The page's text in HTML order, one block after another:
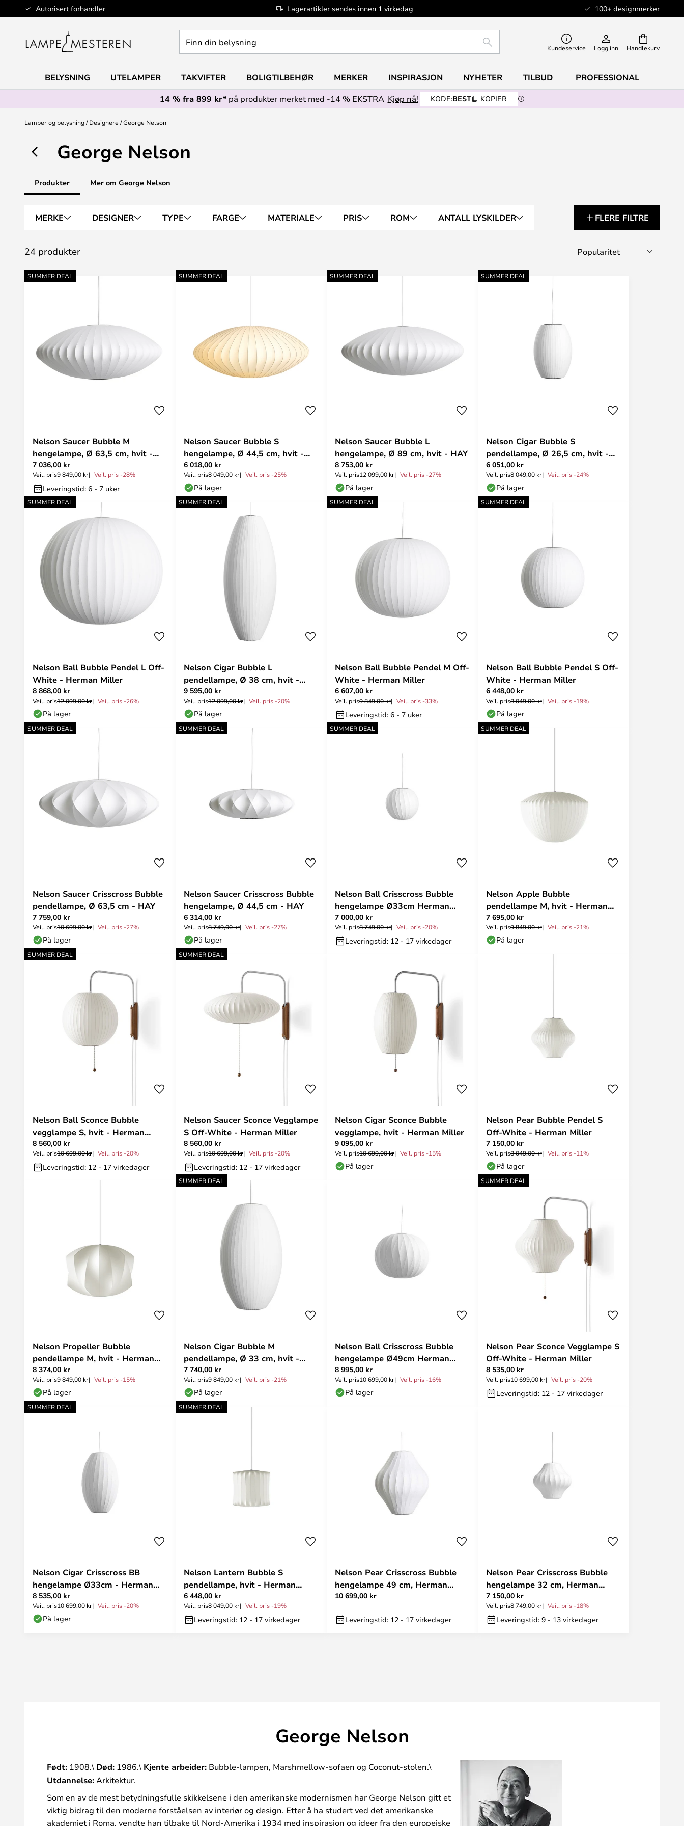
Autorisert forhandler Lagerartikler sendes innen 1 virkedag 100+ designmerker
Hopp
til
Handlekurv
din
SØK Kundeservice Logg inn
BELYSNING UTELAMPER TAKVIFTER BOLIGTILBEHØR MERKER INSPIRASJON NYHETER TILBUD
PROFESSIONAL
14 % fra 899 kr*på produkter merket med -14 % EKSTRA Kjøp nå! KODE:BEST KOPIER
Lamper og belysning Designere George Nelson
George Nelson
Produkter Mer om George Nelson
MERKE DESIGNER TYPE FARGE MATERIALE PRIS ROM ANTALL LYSKILDER FLERE FILTRE
24 produkter
SUMMER DEAL
Nelson Saucer Bubble M
hengelampe, Ø 63,5 cm, hvit -
HAY
7 036,00 kr
Veil. pris9 849,00 kr Veil. pris -28%
Leveringstid: 6 - 7 uker
SUMMER DEAL
Nelson Saucer Bubble S
hengelampe, Ø 44,5 cm, hvit -
HAY
6 018,00 kr
Veil. pris8 049,00 kr Veil. pris -25%
På lager
SUMMER DEAL
Nelson Saucer Bubble L
hengelampe, Ø 89 cm, hvit - HAY
8 753,00 kr
Veil. pris12 099,00 kr Veil. pris -27%
På lager
SUMMER DEAL
Nelson Cigar Bubble S
pendellampe, Ø 26,5 cm, hvit -
HAY
6 051,00 kr
Veil. pris8 049,00 kr Veil. pris -24%
På lager
SUMMER DEAL
Nelson Ball Bubble Pendel L Off-
White - Herman Miller
8 868,00 kr
Veil. pris12 099,00 kr Veil. pris -26%
På lager
SUMMER DEAL
Nelson Cigar Bubble L
pendellampe, Ø 38 cm, hvit -
HAY
9 595,00 kr
Veil. pris12 099,00 kr Veil. pris -20%
På lager
SUMMER DEAL
Nelson Ball Bubble Pendel M Off-
White - Herman Miller
6 607,00 kr
Veil. pris9 849,00 kr Veil. pris -33%
Leveringstid: 6 - 7 uker
SUMMER DEAL
Nelson Ball Bubble Pendel S Off-
White - Herman Miller
6 448,00 kr
Veil. pris8 049,00 kr Veil. pris -19%
På lager
SUMMER DEAL
Nelson Saucer Crisscross Bubble
pendellampe, Ø 63,5 cm - HAY
7 759,00 kr
Veil. pris10 699,00 kr Veil. pris -27%
På lager
SUMMER DEAL
Nelson Saucer Crisscross Bubble
hengelampe, Ø 44,5 cm - HAY
6 314,00 kr
Veil. pris8 749,00 kr Veil. pris -27%
På lager
SUMMER DEAL
Nelson Ball Crisscross Bubble
hengelampe Ø33cm Herman
Miller
7 000,00 kr
Veil. pris8 749,00 kr Veil. pris -20%
Leveringstid: 12 - 17 virkedager
SUMMER DEAL
Nelson Apple Bubble
pendellampe M, hvit - Herman
Miller
7 695,00 kr
Veil. pris9 849,00 kr Veil. pris -21%
På lager
SUMMER DEAL
Nelson Ball Sconce Bubble
vegglampe S, hvit - Herman
Miller
8 560,00 kr
Veil. pris10 699,00 kr Veil. pris -20%
Leveringstid: 12 - 17 virkedager
SUMMER DEAL
Nelson Saucer Sconce Vegglampe
S Off-White - Herman Miller
8 560,00 kr
Veil. pris10 699,00 kr Veil. pris -20%
Leveringstid: 12 - 17 virkedager
Nelson Cigar Sconce Bubble
vegglampe, hvit - Herman Miller
9 095,00 kr
Veil. pris10 699,00 kr Veil. pris -15%
På lager
Nelson Pear Bubble Pendel S
Off-White - Herman Miller
7 150,00 kr
Veil. pris8 049,00 kr Veil. pris -11%
På lager
Nelson Propeller Bubble
pendellampe M, hvit - Herman
Miller
8 374,00 kr
Veil. pris9 849,00 kr Veil. pris -15%
På lager
SUMMER DEAL
Nelson Cigar Bubble M
pendellampe, Ø 33 cm, hvit -
HAY
7 740,00 kr
Veil. pris9 849,00 kr Veil. pris -21%
På lager
Nelson Ball Crisscross Bubble
hengelampe Ø49cm Herman
Miller
8 995,00 kr
Veil. pris10 699,00 kr Veil. pris -16%
På lager
SUMMER DEAL
Nelson Pear Sconce Vegglampe S
Off-White - Herman Miller
8 535,00 kr
Veil. pris10 699,00 kr Veil. pris -20%
Leveringstid: 12 - 17 virkedager
SUMMER DEAL
Nelson Cigar Crisscross BB
hengelampe Ø33cm - Herman
Miller
8 535,00 kr
Veil. pris10 699,00 kr Veil. pris -20%
På lager
SUMMER DEAL
Nelson Lantern Bubble S
pendellampe, hvit - Herman
Miller
6 448,00 kr
Veil. pris8 049,00 kr Veil. pris -19%
Leveringstid: 12 - 17 virkedager
Nelson Pear Crisscross Bubble
hengelampe 49 cm, Herman
Miller
10 699,00 kr
Leveringstid: 12 - 17 virkedager
Nelson Pear Crisscross Bubble
hengelampe 32 cm, Herman
Miller
7 150,00 kr
Veil. pris8 749,00 kr Veil. pris -18%
Leveringstid: 9 - 13 virkedager
George Nelson
Født: 1908.\ Død: 1986.\ Kjente arbeider: Bubble-lampen, Marshmellow-sofaen og Coconut-stolen.\
Utdannelse: Arkitektur.
Som en av de mest betydningsfulle skikkelsene i den amerikanske modernismen har George Nelson gitt et
viktig bidrag til den moderne forståelsen av interiør og design. Etter å ha studert ved det amerikanske
akademiet i Roma, vendte han tilbake til Nord-Amerika i 1934 med inspirasjon og ideer fra den europeiske